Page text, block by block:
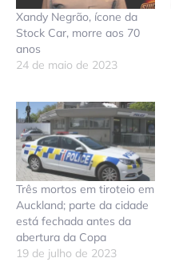
Xandy Negrão, ícone da
Stock Car, morre aos 70
anos
24 de maio de 2023
Três mortos em tiroteio em
Auckland; parte da cidade
está fechada antes da
abertura da Copa
19 de julho de 2023